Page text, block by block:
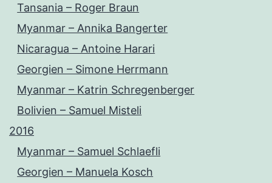
Tansania – Roger Braun
Myanmar – Annika Bangerter
Nicaragua – Antoine Harari
Georgien – Simone Herrmann
Myanmar – Katrin Schregenberger
Bolivien – Samuel Misteli
2016
Myanmar – Samuel Schlaefli
Georgien – Manuela Kosch